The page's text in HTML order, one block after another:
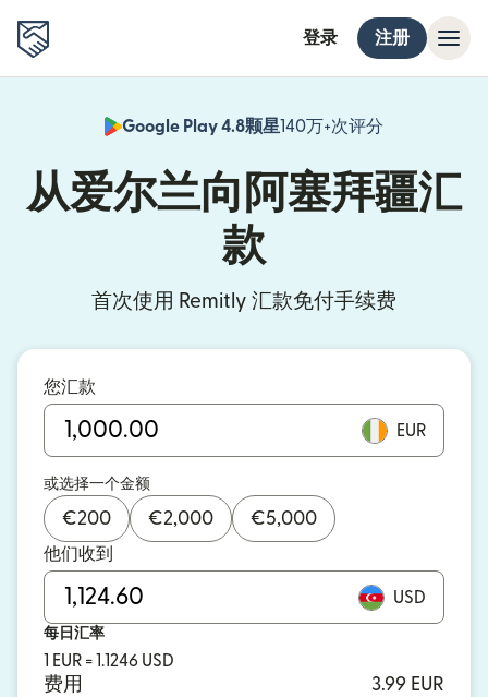
登录 注册
Google Play 4.8颗星140万+次评分
从爱尔兰向阿塞拜疆汇
款
首次使用 Remitly 汇款免付手续费
您汇款
EUR
或选择一个金额
€200 €2,000 €5,000
他们收到
USD
每日汇率
1 EUR = 1.1246 USD
费用
3.99 EUR